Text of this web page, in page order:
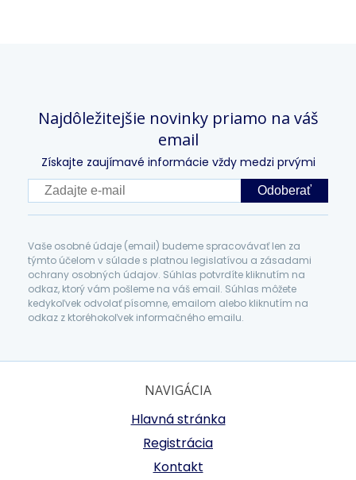
Najdôležitejšie novinky priamo na váš
email
Získajte zaujímavé informácie vždy medzi prvými
Odoberať
Vaše osobné údaje (email) budeme spracovávať len za
týmto účelom v súlade s platnou legislatívou a zásadami
ochrany osobných údajov. Súhlas potvrdíte kliknutím na
odkaz, ktorý vám pošleme na váš email. Súhlas môžete
kedykoľvek odvolať písomne, emailom alebo kliknutím na
odkaz z ktoréhokoľvek informačného emailu.
NAVIGÁCIA
Hlavná stránka
Registrácia
Kontakt